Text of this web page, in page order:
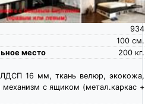
934
см.
100
место
кг.
200
16 мм, ткань велюр, экокожа,
механизм с ящиком (метал.каркас +